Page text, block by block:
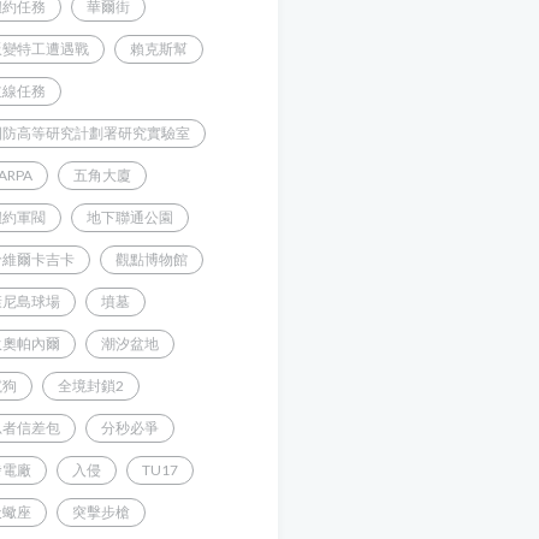
任務 華爾街
特工遭遇戰 賴克斯幫
任務
高等研究計劃署研究實驗室
五角大廈
軍閥 地下聯通公園
爾卡吉卡 觀點博物館
島球場 墳墓
帕內爾 潮汐盆地
全境封鎖2
信差包 分秒必爭
廠 入侵 TU17
座 突擊步槍